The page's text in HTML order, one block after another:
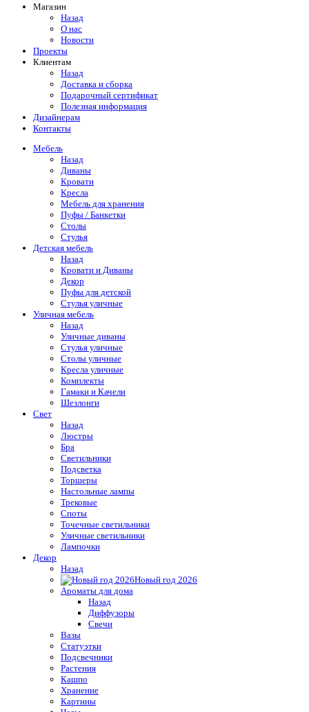
Магазин
Назад
О нас
Новости
Проекты
Клиентам
Назад
Доставка и сборка
Подарочный сертификат
Полезная информация
Дизайнерам
Контакты
Мебель
Назад
Диваны
Кровати
Кресла
Мебель для хранения
Пуфы / Банкетки
Столы
Стулья
Детская мебель
Назад
Кровати и Диваны
Декор
Пуфы для детской
Стулья уличные
Уличная мебель
Назад
Уличные диваны
Стулья уличные
Столы уличные
Кресла уличные
Комплекты
Гамаки и Качели
Шезлонги
Свет
Назад
Люстры
Бра
Светильники
Подсветка
Торшеры
Настольные лампы
Трековые
Споты
Точечные светильники
Уличные светильники
Лампочки
Декор
Назад
Новый год 2026
Ароматы для дома
Назад
Диффузоры
Свечи
Вазы
Статуэтки
Подсвечники
Растения
Кашпо
Хранение
Картины